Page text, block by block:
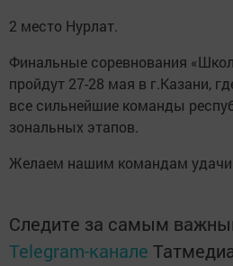
2 место Нурлат.
Финальные соревнования
пройдут 27-28 мая в г.Казани,
все сильнейшие команды
зональных этапов.
Желаем нашим командам
Следите за самым
Telegram-канале